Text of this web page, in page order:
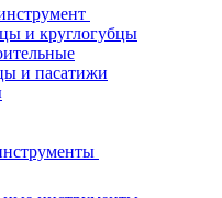
и круглогубцы
и пасатижи